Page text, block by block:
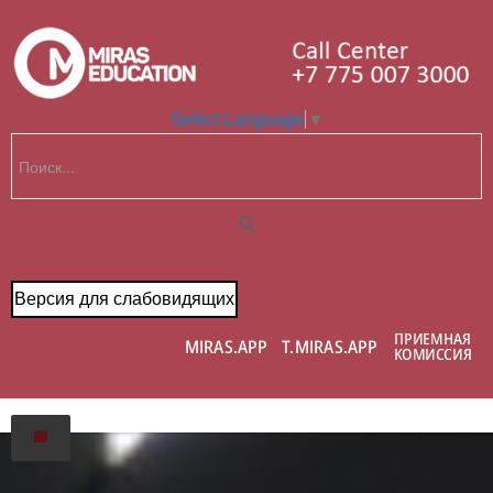
Select Language ▼
Версия для слабовидящих